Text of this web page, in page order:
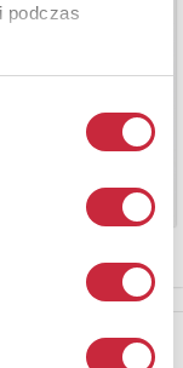
podczas